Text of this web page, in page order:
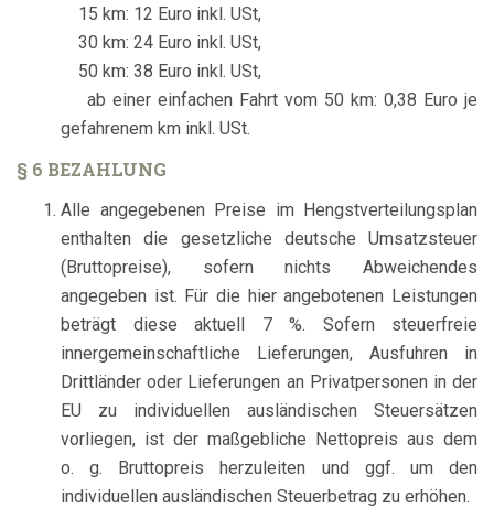
15 km: 12 Euro inkl. USt,
30 km: 24 Euro inkl. USt,
50 km: 38 Euro inkl. USt,
ab einer einfachen Fahrt vom 50 km: 0,38 Euro je
gefahrenem km inkl. USt.
§ 6 BEZAHLUNG
Alle angegebenen Preise im Hengstverteilungsplan
enthalten die gesetzliche deutsche Umsatzsteuer
(Bruttopreise), sofern nichts Abweichendes
angegeben ist. Für die hier angebotenen Leistungen
beträgt diese aktuell 7 %. Sofern steuerfreie
innergemeinschaftliche Lieferungen, Ausfuhren in
Drittländer oder Lieferungen an Privatpersonen in der
EU zu individuellen ausländischen Steuersätzen
vorliegen, ist der maßgebliche Nettopreis aus dem
o. g. Bruttopreis herzuleiten und ggf. um den
individuellen ausländischen Steuerbetrag zu erhöhen.